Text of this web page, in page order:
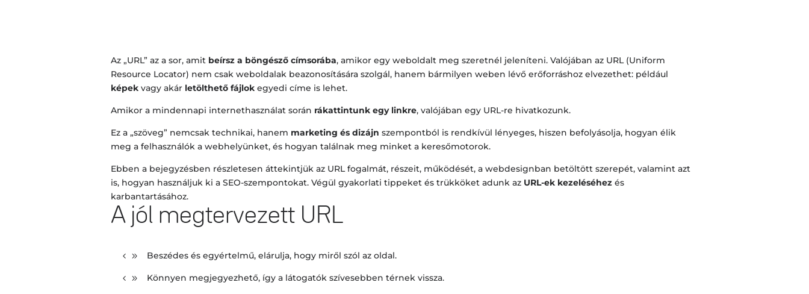
Az „URL” az a sor, amit beírsz a böngésző címsorába, amikor egy weboldalt meg szeretnél jeleníteni. Valójában az URL (Uniform
Resource Locator) nem csak weboldalak beazonosítására szolgál, hanem bármilyen weben lévő erőforráshoz elvezethet: például
képek vagy akár letölthető fájlok egyedi címe is lehet.
Amikor a mindennapi internethasználat során rákattintunk egy linkre, valójában egy URL-re hivatkozunk.
Ez a „szöveg” nemcsak technikai, hanem marketing és dizájn szempontból is rendkívül lényeges, hiszen befolyásolja, hogyan élik
meg a felhasználók a webhelyünket, és hogyan találnak meg minket a keresőmotorok.
Ebben a bejegyzésben részletesen áttekintjük az URL fogalmát, részeit, működését, a webdesignban betöltött szerepét, valamint azt
is, hogyan használjuk ki a SEO-szempontokat. Végül gyakorlati tippeket és trükköket adunk az URL-ek kezeléséhez és
karbantartásához.
A jól megtervezett URL
Beszédes és egyértelmű, elárulja, hogy miről szól az oldal.
Könnyen megjegyezhető, így a látogatók szívesebben térnek vissza.